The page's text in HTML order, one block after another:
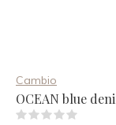
Cambio
OCEAN blue